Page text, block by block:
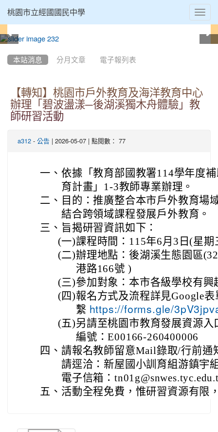
桃園市立經國國民中學
本站消息 分月文章 電子報列表
【轉知】桃園市戶外教育及海洋教育中心
辦理「碧波盪漾─後湖溪獨木舟體驗」教
師研習活動
a312 - 公告 | 2026-05-07 | 點閱數： 77
一、 依據「教育部國教署114學年度
育計畫」1-3教師專業辦理。
二、 目的：推廣整合本市戶外教育場
結合跨領域課程發展戶外教育。
三、 旨揭研習資訊如下：
(一)課程時間：115年6月3日(星
(二)辦理地點：後湖溪生態園區
港路166號 )
(三)參加對象：本市各級學校有興
(四)報名方式及流程詳見Google
繫 https://forms.gle/
(五)另請至桃園市教育發展資源
編號：E00166-260400006
四、 請報名教師留意Mail錄取/行前通
請逕洽：新屋國小訓育組游鎮宇
電子信箱：
五、 活動全程免費，惟研習資源有限